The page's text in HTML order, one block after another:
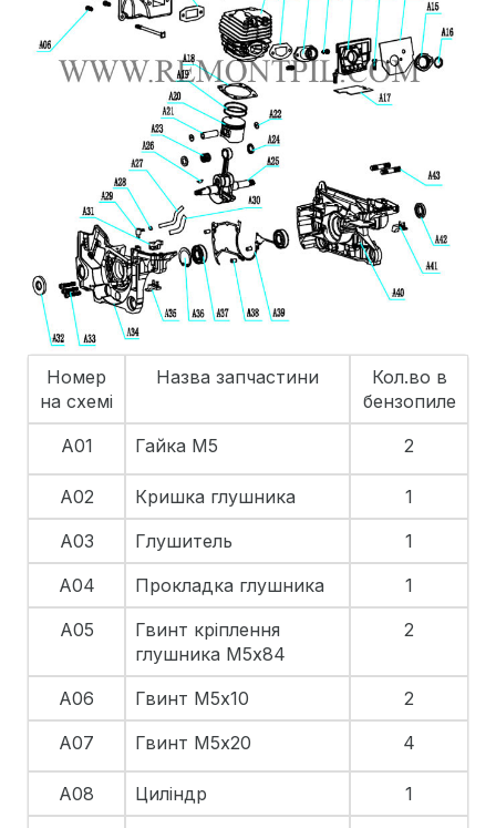
Номер
на схемі
Назва запчастини
Кол.во в
бензопиле
A01
Гайка М5 2
A02 Кришка глушника
1
A03
Глушитель
1
A04
Прокладка глушника
1
A05
Гвинт кріплення
глушника М5х84
2
A06 Гвинт М5х10
2
A07
Гвинт М5х20 4
A08 Циліндр
1